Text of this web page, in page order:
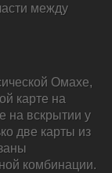
между
Омахе,
карте на
на вскрытии у
две карты из
комбинации.